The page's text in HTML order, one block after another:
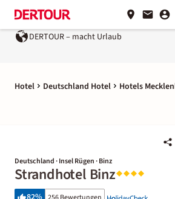
DERTOUR – macht Urlaub
Hotel Deutschland Hotel Hotels
Deutschland · Insel Rügen · Binz
Strandhotel Binz